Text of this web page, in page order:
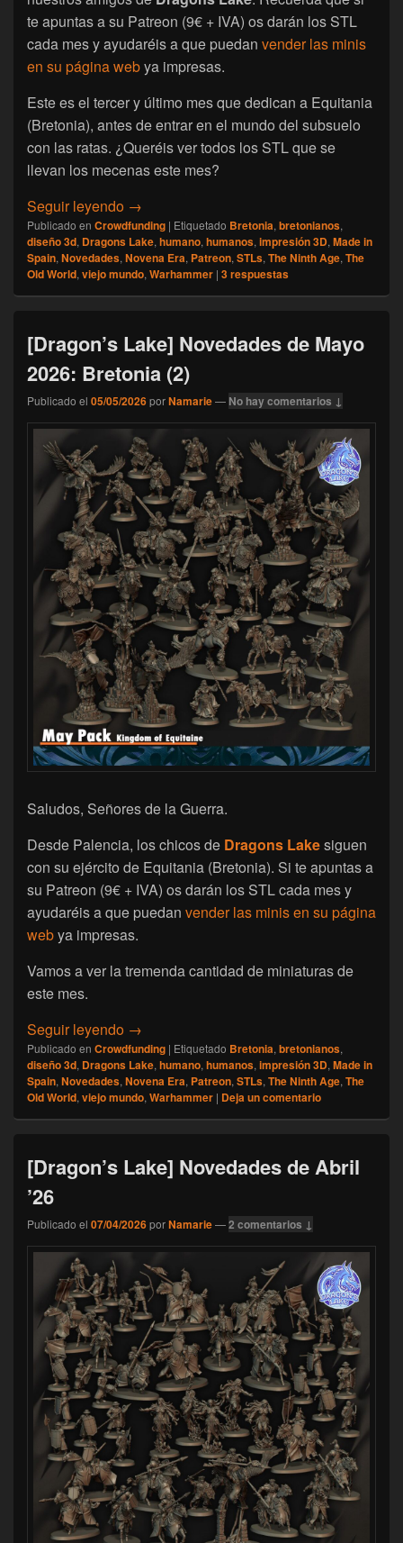
te apuntas a su Patreon (9€ + IVA) os darán los STL
cada mes y ayudaréis a que puedan vender las minis
en su página webya impresas.
Este es el tercer y último mes que dedican a Equitania
(Bretonia), antes de entrar en el mundo del subsuelo
con las ratas. ¿Queréis ver todos los STL que se
llevan los mecenas este mes?
Seguir leyendo [Dragon’s Lake] Novedades de Junio
→
Publicado en Crowdfunding | Etiquetado Bretonia, bretonianos,
diseño 3d, Dragons Lake, humano, humanos, impresión 3D, Made in
Spain, Novedades, Novena Era, Patreon, STLs, The Ninth Age, The
Old World, viejo mundo, Warhammer | 3respuestas
[Dragon’s Lake] Novedades de Mayo
2026: Bretonia (2)
Publicado el 05/05/2026porNamarie— No hay comentarios ↓
Saludos, Señores de la Guerra.
Desde Palencia, los chicos de Dragons Lakesiguen
con su ejército de Equitania (Bretonia). Si te apuntas a
su Patreon (9€ + IVA) os darán los STL cada mes y
ayudaréis a que puedan vender las minis en su página
webya impresas.
Vamos a ver la tremenda cantidad de miniaturas de
este mes.
Seguir leyendo [Dragon’s Lake] Novedades de Mayo
→
Publicado en Crowdfunding | Etiquetado Bretonia, bretonianos,
diseño 3d, Dragons Lake, humano, humanos, impresión 3D, Made in
Spain, Novedades, Novena Era, Patreon, STLs, The Ninth Age, The
Old World, viejo mundo, Warhammer | Deja un comentario
[Dragon’s Lake] Novedades de Abril
’26
Publicado el 07/04/2026porNamarie—2 comentarios ↓